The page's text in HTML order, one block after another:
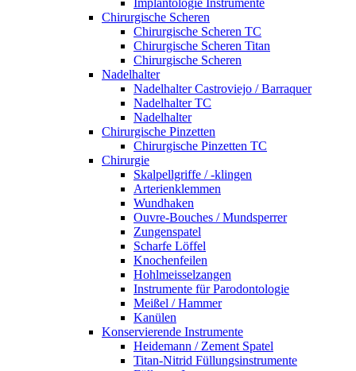
Implantologie Instrumente
Chirurgische Scheren
Chirurgische Scheren TC
Chirurgische Scheren Titan
Chirurgische Scheren
Nadelhalter
Nadelhalter Castroviejo / Barraquer
Nadelhalter TC
Nadelhalter
Chirurgische Pinzetten
Chirurgische Pinzetten TC
Chirurgie
Skalpellgriffe / -klingen
Arterienklemmen
Wundhaken
Ouvre-Bouches / Mundsperrer
Zungenspatel
Scharfe Löffel
Knochenfeilen
Hohlmeisselzangen
Instrumente für Parodontologie
Meißel / Hammer
Kanülen
Konservierende Instrumente
Heidemann / Zement Spatel
Titan-Nitrid Füllungsinstrumente